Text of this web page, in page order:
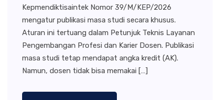
Kepmendiktisaintek Nomor 39/M/KEP/2026
mengatur publikasi masa studi secara khusus.
Aturan ini tertuang dalam Petunjuk Teknis Layanan
Pengembangan Profesi dan Karier Dosen. Publikasi
masa studi tetap mendapat angka kredit (AK).
Namun, dosen tidak bisa memakai […]